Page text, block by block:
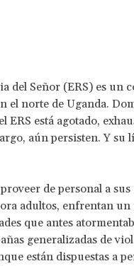
del Señor (ERS) es un
el norte de Uganda.
ERS está agotado,
aún persisten. Y su
de personal a
adultos, enfrentan
que antes
generalizadas de
están dispuestas a